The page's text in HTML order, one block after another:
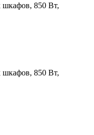
шкафов, 850 Вт,
шкафов, 850 Вт,